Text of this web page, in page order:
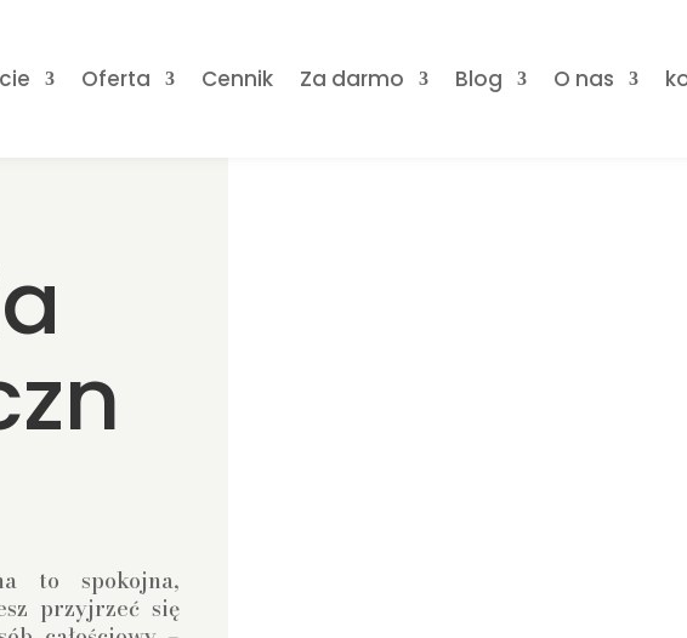
Oferta Cennik Za darmo Blog O nas
to spokojna,
przyjrzeć się